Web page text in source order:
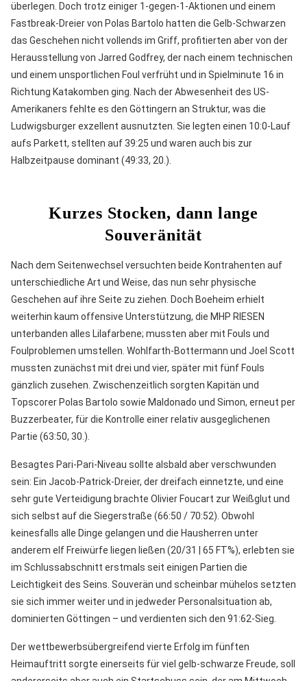
überlegen. Doch trotz einiger 1-gegen-1-Aktionen und einem
Fastbreak-Dreier von Polas Bartolo hatten die Gelb-Schwarzen
das Geschehen nicht vollends im Griff, profitierten aber von der
Herausstellung von Jarred Godfrey, der nach einem technischen
und einem unsportlichen Foul verfrüht und in Spielminute 16 in
Richtung Katakomben ging. Nach der Abwesenheit des US-
Amerikaners fehlte es den Göttingern an Struktur, was die
Ludwigsburger exzellent ausnutzten. Sie legten einen 10:0-Lauf
aufs Parkett, stellten auf 39:25 und waren auch bis zur
Halbzeitpause dominant (49:33, 20.).
Kurzes Stocken, dann lange
Souveränität
Nach dem Seitenwechsel versuchten beide Kontrahenten auf
unterschiedliche Art und Weise, das nun sehr physische
Geschehen auf ihre Seite zu ziehen. Doch Boeheim erhielt
weiterhin kaum offensive Unterstützung, die MHP RIESEN
unterbanden alles Lilafarbene; mussten aber mit Fouls und
Foulproblemen umstellen. Wohlfarth-Bottermann und Joel Scott
mussten zunächst mit drei und vier, später mit fünf Fouls
gänzlich zusehen. Zwischenzeitlich sorgten Kapitän und
Topscorer Polas Bartolo sowie Maldonado und Simon, erneut per
Buzzerbeater, für die Kontrolle einer relativ ausgeglichenen
Partie (63:50, 30.).
Besagtes Pari-Pari-Niveau sollte alsbald aber verschwunden
sein: Ein Jacob-Patrick-Dreier, der dreifach einnetzte, und eine
sehr gute Verteidigung brachte Olivier Foucart zur Weißglut und
sich selbst auf die Siegerstraße (66:50 / 70:52). Obwohl
keinesfalls alle Dinge gelangen und die Hausherren unter
anderem elf Freiwürfe liegen ließen (20/31 | 65 FT%), erlebten sie
im Schlussabschnitt erstmals seit einigen Partien die
Leichtigkeit des Seins. Souverän und scheinbar mühelos setzten
sie sich immer weiter und in jedweder Personalsituation ab,
dominierten Göttingen – und verdienten sich den 91:62-Sieg.
Der wettbewerbsübergreifend vierte Erfolg im fünften
Heimauftritt sorgte einerseits für viel gelb-schwarze Freude, soll